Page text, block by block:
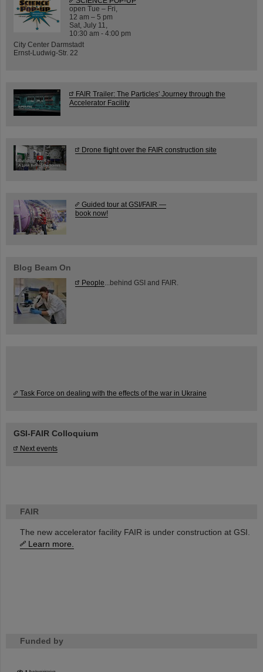
FAIR
The new accelerator facility FAIR is under construction at GSI.
Learn more.
Funded by
HMWK
open Tue – Fri,
12 am – 5 pm
Sat, July 11,
10:30 am - 4:00 pm
City Center Darmstadt
Ernst-Ludwig-Str. 22
FAIR Trailer: The Particles' Journey through the
Accelerator Facility
Drone flight over the FAIR construction site
Guided tour at GSI/FAIR —
book now!
Blog Beam On
People ...behind GSI and FAIR.
Task Force on dealing with the effects of the war in Ukraine
GSI-FAIR Colloquium
Next events